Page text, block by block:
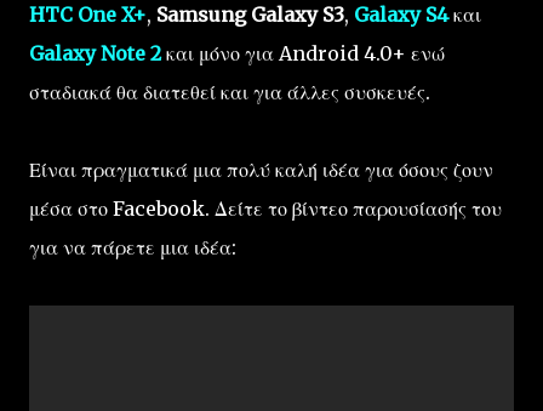
HTC One X+, Samsung Galaxy S3, Galaxy S4και
Galaxy Note 2και μόνο για Android 4.0+ ενώ
σταδιακά θα διατεθεί και για άλλες συσκευές.
Είναι πραγματικά μια πολύ καλή ιδέα για όσους ζουν
μέσα στο Facebook. Δείτε το βίντεο παρουσίασής του
για να πάρετε μια ιδέα: